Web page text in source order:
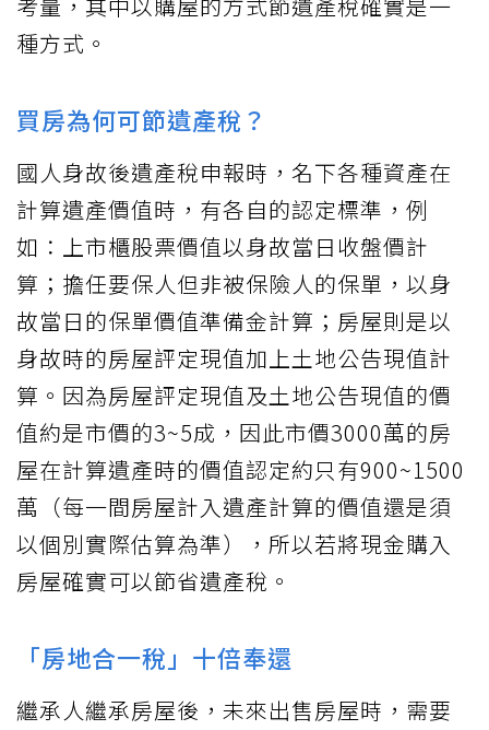
種方式。
買房為何可節遺產稅？
國人身故後遺產稅申報時，名下各種資產在
計算遺產價值時，有各自的認定標準，例
如：上市櫃股票價值以身故當日收盤價計
算；擔任要保人但非被保險人的保單，以身
故當日的保單價值準備金計算；房屋則是以
身故時的房屋評定現值加上土地公告現值計
算。因為房屋評定現值及土地公告現值的價
值約是市價的3~5成，因此市價3000萬的房
屋在計算遺產時的價值認定約只有900~1500
萬（每一間房屋計入遺產計算的價值還是須
以個別實際估算為準），所以若將現金購入
房屋確實可以節省遺產稅。
「房地合一稅」十倍奉還
繼承人繼承房屋後，未來出售房屋時，需要